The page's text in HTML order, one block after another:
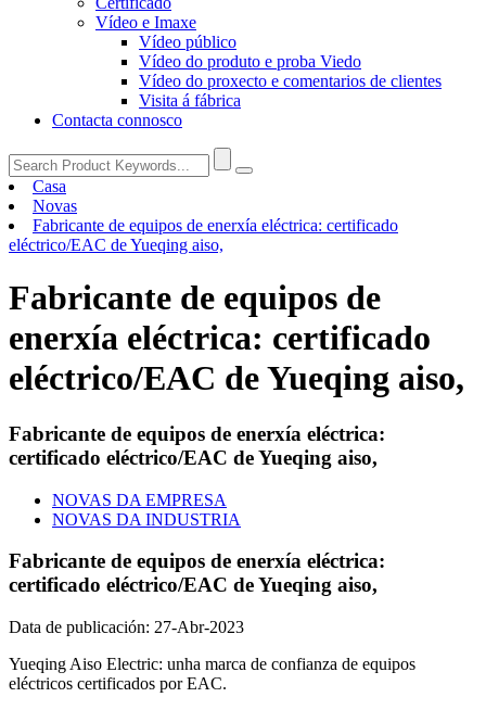
Vídeo e Imaxe
Vídeo público
Vídeo do produto e proba Viedo
Vídeo do proxecto e comentarios de clientes
Visita á fábrica
Contacta connosco
Casa
Novas
Fabricante de equipos de enerxía eléctrica: certificado
eléctrico/EAC de Yueqing aiso,
Fabricante de equipos de
enerxía eléctrica: certificado
eléctrico/EAC de Yueqing aiso,
Fabricante de equipos de enerxía eléctrica:
certificado eléctrico/EAC de Yueqing aiso,
NOVAS DA EMPRESA
NOVAS DA INDUSTRIA
Fabricante de equipos de enerxía eléctrica:
certificado eléctrico/EAC de Yueqing aiso,
Data de publicación: 27-Abr-2023
Yueqing Aiso Electric: unha marca de confianza de equipos
eléctricos certificados por EAC.